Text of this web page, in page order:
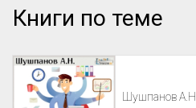
Книги по теме
Шушпанов А.Н.